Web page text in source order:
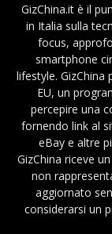
GizChina.it è il
in Italia sulla
focus,
smartphone
lifestyle.
EU, un
percepire una
fornendo link al
eBay e altre
GizChina riceve
non
aggiornato
considerarsi un